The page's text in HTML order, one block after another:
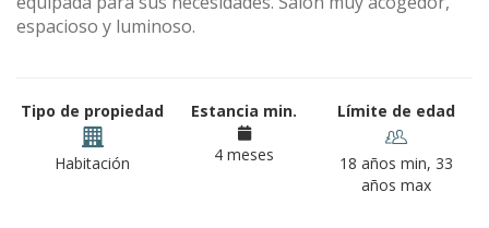
espacioso y luminoso.
Tipo de propiedad
Habitación
Estancia min.
4 meses
Límite de edad
18 años min, 33
años max